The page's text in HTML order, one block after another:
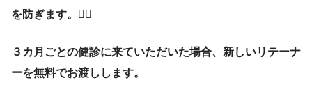
を防ぎます。
😶‍🌫️
３カ月ごとの健診に来ていただいた場合、新しいリテーナ
ーを無料でお渡しします。